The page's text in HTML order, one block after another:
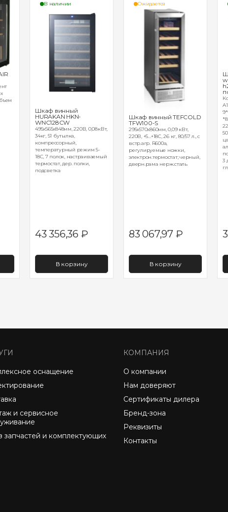
В наличии
Шкаф винный
HURAKAN HKN-
WNC128CW
495x565x848мм, 220В, 0,08кВт,
34кг, 51 бутылка,
компрессорный,
температурный режим 5-
18С, 7 полок, настраиваемый
термостат, дер. полки,
подсветка
43 356,36 ₽
В корзину
Ожидается
Шкаф винный TEFCOLD
TFW100-S
295х570х860мм, 0,09 кВт,
220В, +5…+18С, 26 кг, 80/57 л., с
встр.агр. R600a,
регулируемые ножки,
электрон.термостат; черный,
дверн.рама нерж.сталь
83 067,97 ₽
В корзину
3
оснащение
и сервисное
запчастей и комплектующих
КОМПАНИЯ
О компании
Нам доверяют
Сертификаты дилера
Бренд-зона
Реквизиты
Контакты